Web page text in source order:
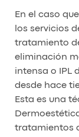
En el caso
los servicios
tratamiento
eliminación
intensa o IPL
desde hace
Esta es una
tratamientos